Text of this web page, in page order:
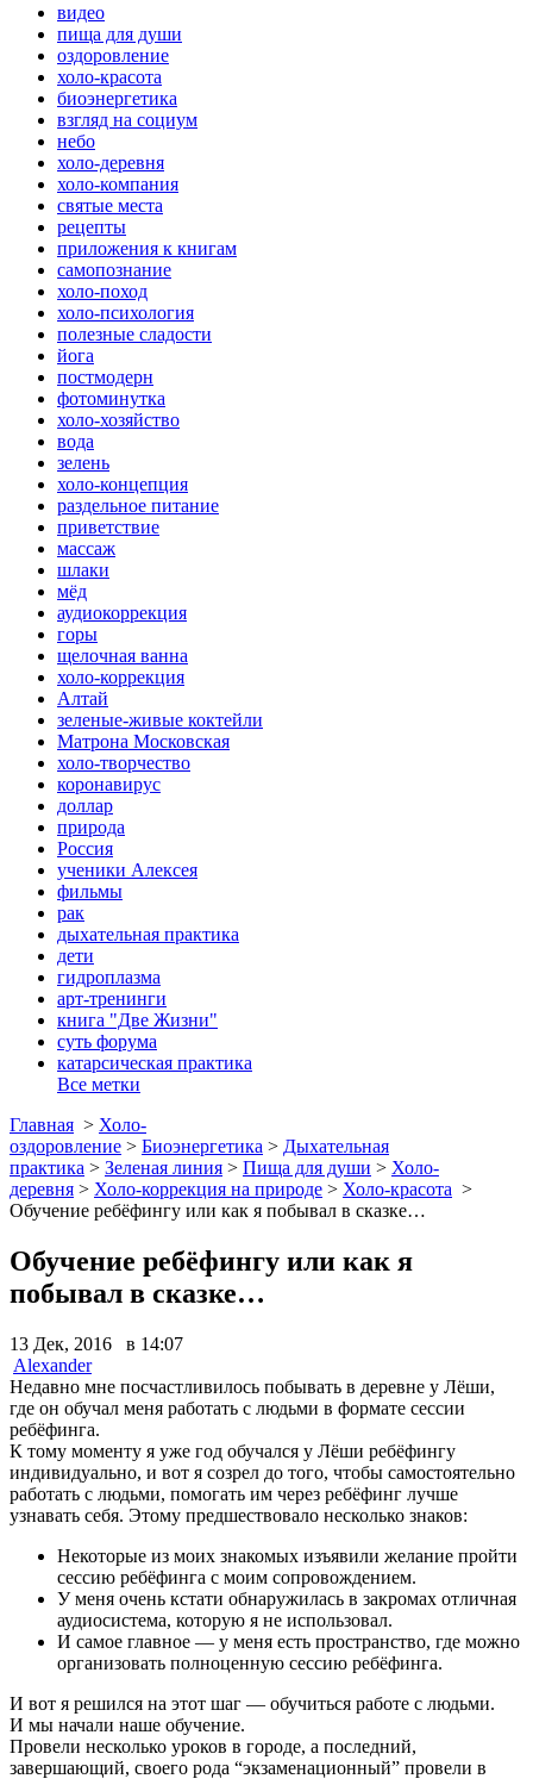
видео
пища для души
оздоровление
холо-красота
биоэнергетика
взгляд на социум
небо
холо-деревня
холо-компания
святые места
рецепты
приложения к книгам
самопознание
холо-поход
холо-психология
полезные сладости
йога
постмодерн
фотоминутка
холо-хозяйство
вода
зелень
холо-концепция
раздельное питание
приветствие
массаж
шлаки
мёд
аудиокоррекция
горы
щелочная ванна
холо-коррекция
Алтай
зеленые-живые коктейли
Матрона Московская
холо-творчество
коронавирус
доллар
природа
Россия
ученики Алексея
фильмы
рак
дыхательная практика
дети
гидроплазма
арт-тренинги
книга "Две Жизни"
суть форума
катарсическая практика
Все метки
Главная > Холо-
оздоровление > Биоэнергетика > Дыхательная
практика > Зеленая линия > Пища для души > Холо-
деревня > Холо-коррекция на природе > Холо-красота >
Обучение ребёфингу или как я побывал в сказке…
Обучение ребёфингу или как я
побывал в сказке…
13 Дек, 2016 в 14:07
Alexander
Недавно мне посчастливилось побывать в деревне у Лёши,
где он обучал меня работать с людьми в формате сессии
ребёфинга.
К тому моменту я уже год обучался у Лёши ребёфингу
индивидуально, и вот я созрел до того, чтобы самостоятельно
работать с людьми, помогать им через ребёфинг лучше
узнавать себя. Этому предшествовало несколько знаков:
Некоторые из моих знакомых изъявили желание пройти
сессию ребёфинга с моим сопровождением.
У меня очень кстати обнаружилась в закромах отличная
аудиосистема, которую я не использовал.
И самое главное — у меня есть пространство, где можно
организовать полноценную сессию ребёфинга.
И вот я решился на этот шаг — обучиться работе с людьми.
И мы начали наше обучение.
Провели несколько уроков в городе, а последний,
завершающий, своего рода “экзаменационный” провели в